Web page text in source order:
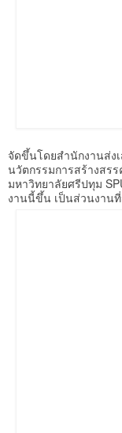
จัดขึ้นโดยสำนักงานส่ง
นวัตกรรมการสร้างสร
มหาวิทยาลัยศรีปทุม
งานนี้ขึ้น เป็นส่วนงาน